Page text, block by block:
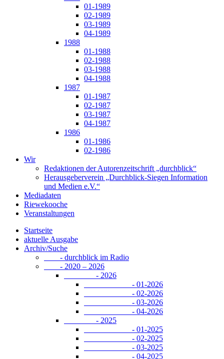
01-1989
02-1989
03-1989
04-1989
1988
01-1988
02-1988
03-1988
04-1988
1987
01-1987
02-1987
03-1987
04-1987
1986
01-1986
02-1986
Wir
Redaktionen der Autorenzeitschrift „durchblick“
Herausgeberverein „Durchblick-Siegen Information
und Medien e.V.“
Mediadaten
Riewekooche
Veranstaltungen
Startseite
aktuelle Ausgabe
Archiv/Suche
- durchblick im Radio
- 2020 – 2026
- 2026
- 01-2026
- 02-2026
- 03-2026
- 04-2026
- 2025
- 01-2025
- 02-2025
- 03-2025
- 04-2025